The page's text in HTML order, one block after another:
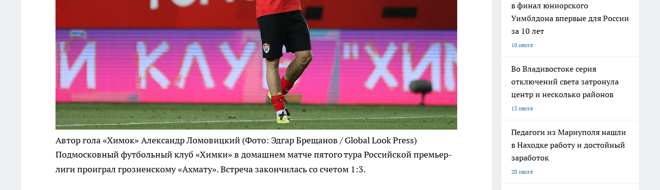
Автор гола «Химок» Александр Ломовицкий (Фото: Эдгар Брещанов / Global Look Press)
Подмосковный футбольный клуб «Химки» в домашнем матче пятого тура Российской премьер-
лиги проиграл грозненскому «Ахмату». Встреча закончилась со счетом 1:3.
в финал юниорского
Уимблдона впервые для России
за 10 лет
10 июля
Во Владивостоке серия
отключений света затронула
центр и несколько районов
13 июля
Педагоги из Мариуполя нашли
в Находке работу и достойный
заработок
20 июля